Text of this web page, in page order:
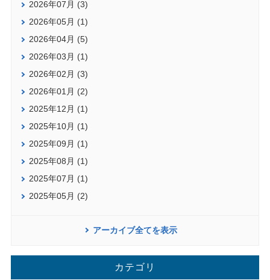
2026年07月 (3)
2026年05月 (1)
2026年04月 (5)
2026年03月 (1)
2026年02月 (3)
2026年01月 (2)
2025年12月 (1)
2025年10月 (1)
2025年09月 (1)
2025年08月 (1)
2025年07月 (1)
2025年05月 (2)
アーカイブ全てを表示
カテゴリ